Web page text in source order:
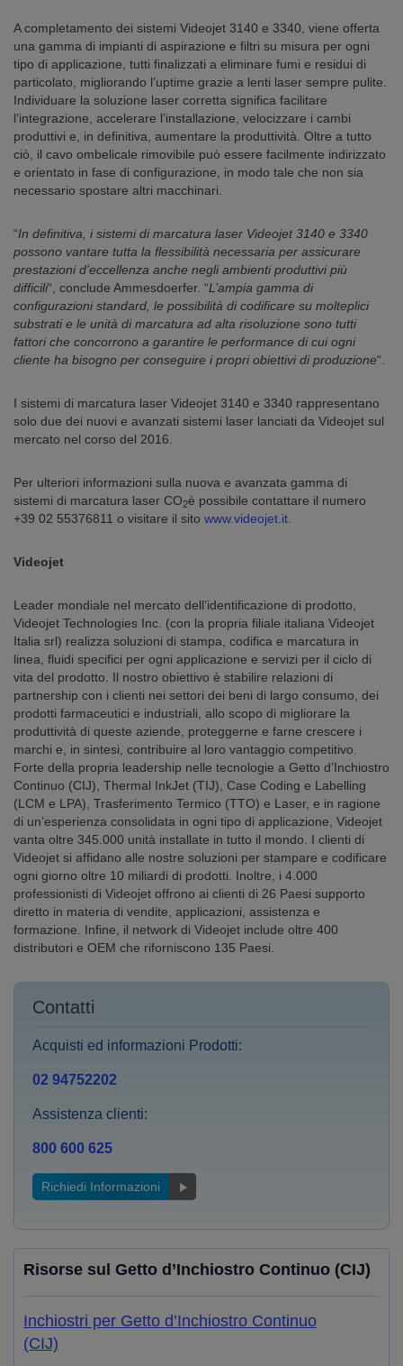
A completamento dei sistemi Videojet 3140 e 3340, viene offerta
una gamma di impianti di aspirazione e filtri su misura per ogni
tipo di applicazione, tutti finalizzati a eliminare fumi e residui di
particolato, migliorando l’uptime grazie a lenti laser sempre pulite.
Individuare la soluzione laser corretta significa facilitare
l’integrazione, accelerare l’installazione, velocizzare i cambi
produttivi e, in definitiva, aumentare la produttività. Oltre a tutto
ciò, il cavo ombelicale rimovibile può essere facilmente indirizzato
e orientato in fase di configurazione, in modo tale che non sia
necessario spostare altri macchinari.
“In definitiva, i sistemi di marcatura laser Videojet 3140 e 3340
possono vantare tutta la flessibilità necessaria per assicurare
prestazioni d’eccellenza anche negli ambienti produttivi più
difficili“, conclude Ammesdoerfer. “L’ampia gamma di
configurazioni standard, le possibilità di codificare su molteplici
substrati e le unità di marcatura ad alta risoluzione sono tutti
fattori che concorrono a garantire le performance di cui ogni
cliente ha bisogno per conseguire i propri obiettivi di produzione“.
I sistemi di marcatura laser Videojet 3140 e 3340 rappresentano
solo due dei nuovi e avanzati sistemi laser lanciati da Videojet sul
mercato nel corso del 2016.
Per ulteriori informazioni sulla nuova e avanzata gamma di
sistemi di marcatura laser CO2è possibile contattare il numero
+39 02 55376811 o visitare il sito www.videojet.it
Videojet
Leader mondiale nel mercato dell’identificazione di prodotto,
Videojet Technologies Inc. (con la propria filiale italiana Videojet
Italia srl) realizza soluzioni di stampa, codifica e marcatura in
linea, fluidi specifici per ogni applicazione e servizi per il ciclo di
vita del prodotto. Il nostro obiettivo è stabilire relazioni di
partnership con i clienti nei settori dei beni di largo consumo, dei
prodotti farmaceutici e industriali, allo scopo di migliorare la
produttività di queste aziende, proteggerne e farne crescere i
marchi e, in sintesi, contribuire al loro vantaggio competitivo.
Forte della propria leadership nelle tecnologie a Getto d’Inchiostro
Continuo (CIJ), Thermal InkJet (TIJ), Case Coding e Labelling
(LCM e LPA), Trasferimento Termico (TTO) e Laser, e in ragione
di un’esperienza consolidata in ogni tipo di applicazione, Videojet
vanta oltre 345.000 unità installate in tutto il mondo. I clienti di
Videojet si affidano alle nostre soluzioni per stampare e codificare
ogni giorno oltre 10 miliardi di prodotti. Inoltre, i 4.000
professionisti di Videojet offrono ai clienti di 26 Paesi supporto
diretto in materia di vendite, applicazioni, assistenza e
formazione. Infine, il network di Videojet include oltre 400
distributori e OEM che riforniscono 135 Paesi.
Contatti
Acquisti ed informazioni Prodotti:
02 94752202
Assistenza clienti:
800 600 625
Richiedi Informazioni
Risorse sul Getto d’Inchiostro Continuo (CIJ)
Inchiostri per Getto d’Inchiostro Continuo
(CIJ)